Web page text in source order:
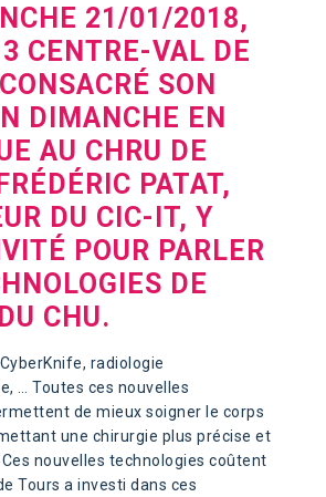
21/01/2018,
CENTRE-VAL DE
SON
DIMANCHE EN
AU CHRU DE
PATAT,
DU CIC-IT, Y
POUR PARLER
DE
CHU.
radiologie
… Toutes ces nouvelles
de mieux soigner le corps
une chirurgie plus précise et
nouvelles technologies coûtent
Tours a investi dans ces